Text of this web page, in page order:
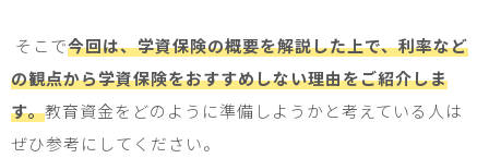
そこで今回は、学資保険の概要を解説した上で、利率など
の観点から学資保険をおすすめしない理由をご紹介しま
す。教育資金をどのように準備しようかと考えている人は
ぜひ参考にしてください。